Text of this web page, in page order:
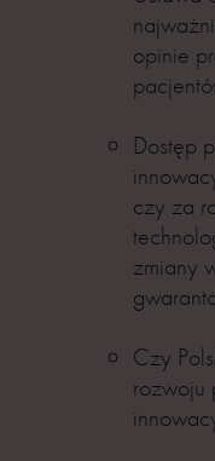
opinie
Dostęp
czy za
zmiany
Czy
rozwoju